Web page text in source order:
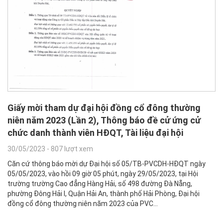
Giấy mời tham dự đại hội đồng cổ đông thường
niên năm 2023 (Lần 2), Thông báo đề cử ứng cử
chức danh thành viên HĐQT, Tài liệu đại hội
30/05/2023 - 807 lượt xem
Căn cứ thông báo mời dự Đại hội số 05/TB-PVCDH-HĐQT ngày
05/05/2023, vào hồi 09 giờ 05 phút, ngày 29/05/2023, tại Hội
trường trường Cao đẳng Hàng Hải, số 498 đường Đà Nẵng,
phường Đông Hải I, Quận Hải An, thành phố Hải Phòng, Đại hội
đồng cổ đông thường niên năm 2023 của PVC...